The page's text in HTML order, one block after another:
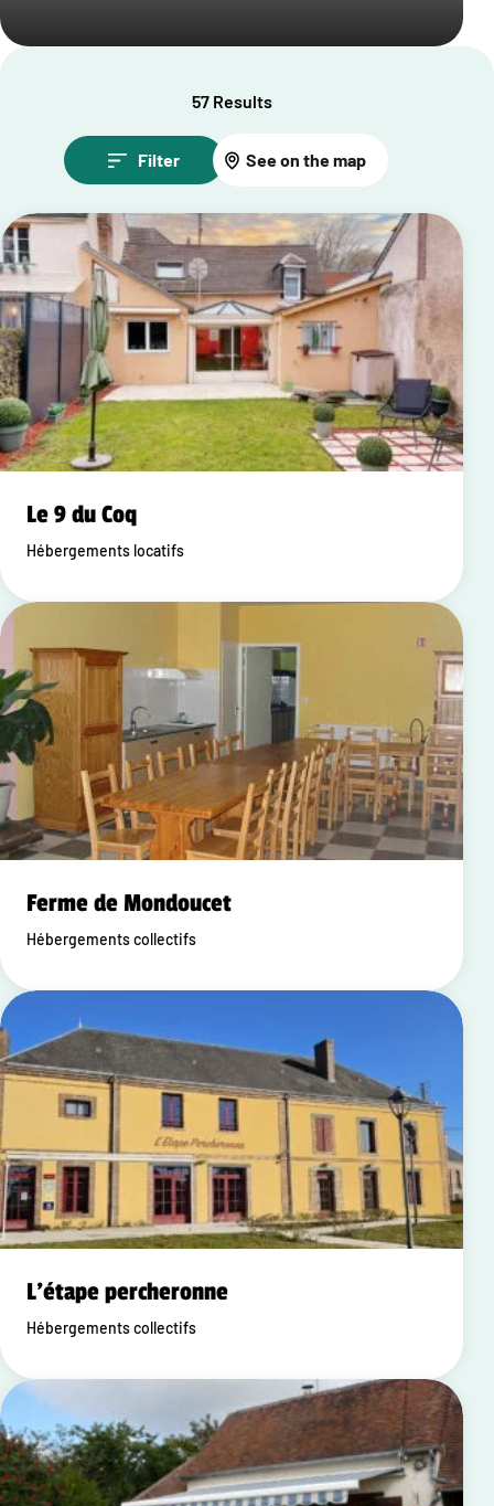
57 Results
Filter See on the map
Le 9 du Coq
Hébergements locatifs
Ferme de Mondoucet
Hébergements collectifs
L'étape percheronne
Hébergements collectifs